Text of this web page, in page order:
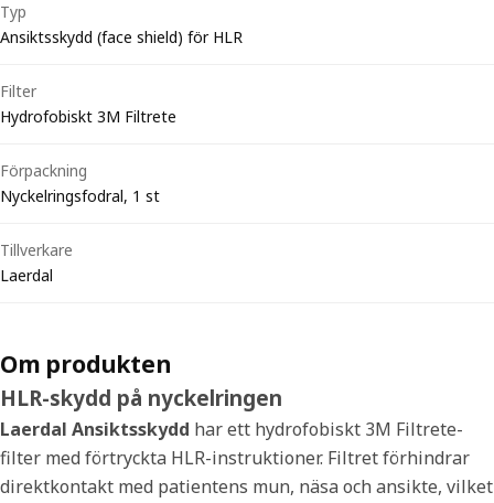
Typ
Ansiktsskydd (face shield) för HLR
Filter
Hydrofobiskt 3M Filtrete
Förpackning
Nyckelringsfodral, 1 st
Tillverkare
Laerdal
Om produkten
HLR-skydd på nyckelringen
Laerdal Ansiktsskydd har ett hydrofobiskt 3M Filtrete-
filter med förtryckta HLR-instruktioner. Filtret förhindrar
direktkontakt med patientens mun, näsa och ansikte, vilket